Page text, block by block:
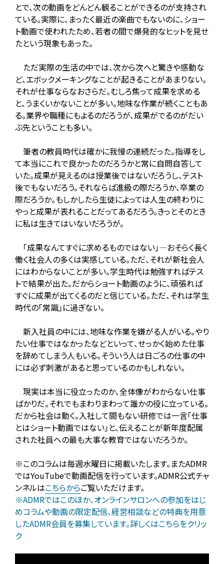
とで、次の動画をどんどん観ることができるのが支持され
ている。実際に、まったく最近の楽曲でもないのに、ショー
ト動画で使われたため、若者の間で爆発的なヒットを見せ
たという現象もあった。
ただ実際の生活の中では、次から次へと驚きや感動な
ど、エボックメーキングなことが起きることがあまりない。
それが仕事ならなおさらだ。むしろ焦って成果を求める
と、うまくいかないことが多い。地味な作業が続くこともあ
る。業界や職種にもよるのだろうが、成果がでるのがだい
ぶ先ということも多い。
筆者の教員時代は確かに我慢の連続だった。指導をし
て本当にこれで良かったのだろうかと常に自問自答して
いた。成果が見えるのは授業後ではないだろうし、テスト
後でもないだろう。それならば進級の際だろうか、卒業の
際だろうか。もしかしたら生徒によっては人生の終わりに
やっと成果が表れることだってあるだろう。きっとそのとき
に私は生きてはいないだろうが。
「成果なんてすぐに求めるものではない」―おそらく長く
働く社会人の多くは実感している。ただ、それが新社会人
にはわからないことが多い。学生時代は勉強すればテス
トで結果が出た。だからショート動画のように、頑張れば
すぐに成果が出てくるのだと信じている。ただ、それは学生
時代の「常識」に過ぎない。
新入社員の中には、地味な作業を嫌がる人がいる。やり
たい仕事ではなかったなどといって、せっかく始めた仕事
を辞めてしまう人もいる。そういう人は日ごろの仕事の中
には必ず刺激があると思っているのかもしれない。
現実は本当に役立ったのか、全体像がわからない仕事
ばかりだ。それでもまわりまわって誰かの役に立っている。
だから社会は動く。入社して間もない研修では一言「仕事
とはショート動画ではない」と、伝えることが新年度配属
された社員への最も大事な教育ではないだろうか。
※このコラムは毎週水曜日に掲載いたします。またADMR
ではYouTubeで動画配信を行っています。ADMR公式チャ
ンネルはこちらからご覧いただけます。
※ADMRではこのほか、オンラインサロンへの参加をはじ
めコラムや動画の限定配信、経営相談などの特典を用意
したADMR会員を募集しています。詳しくはこちらをクリッ
ク